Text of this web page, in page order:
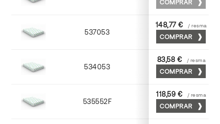
COMPRAR
537053 53 x 75
148,77 € / resma
COMPRAR
534053 53 x 75
83,58 € / resma
COMPRAR
535552F 52 x 70
118,59 € / resma
COMPRAR